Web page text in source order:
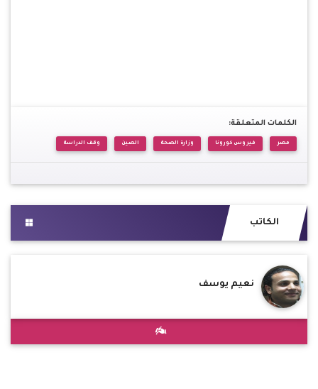
الكلمات المتعلقة:
مصر فيروس كورونا وزارة الصحة الصين وقف الدراسة
الكاتب
نعيم يوسف